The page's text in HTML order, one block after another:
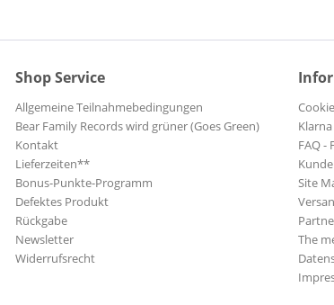
Shop Service
Allgemeine Teilnahmebedingungen
Bear Family Records wird grüner (Goes Green)
Kontakt
Lieferzeiten**
Bonus-Punkte-Programm
Defektes Produkt
Rückgabe
Newsletter
Widerrufsrecht
FAQ -
Site
The